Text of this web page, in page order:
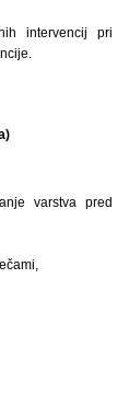
intervencij pri
varstva pred